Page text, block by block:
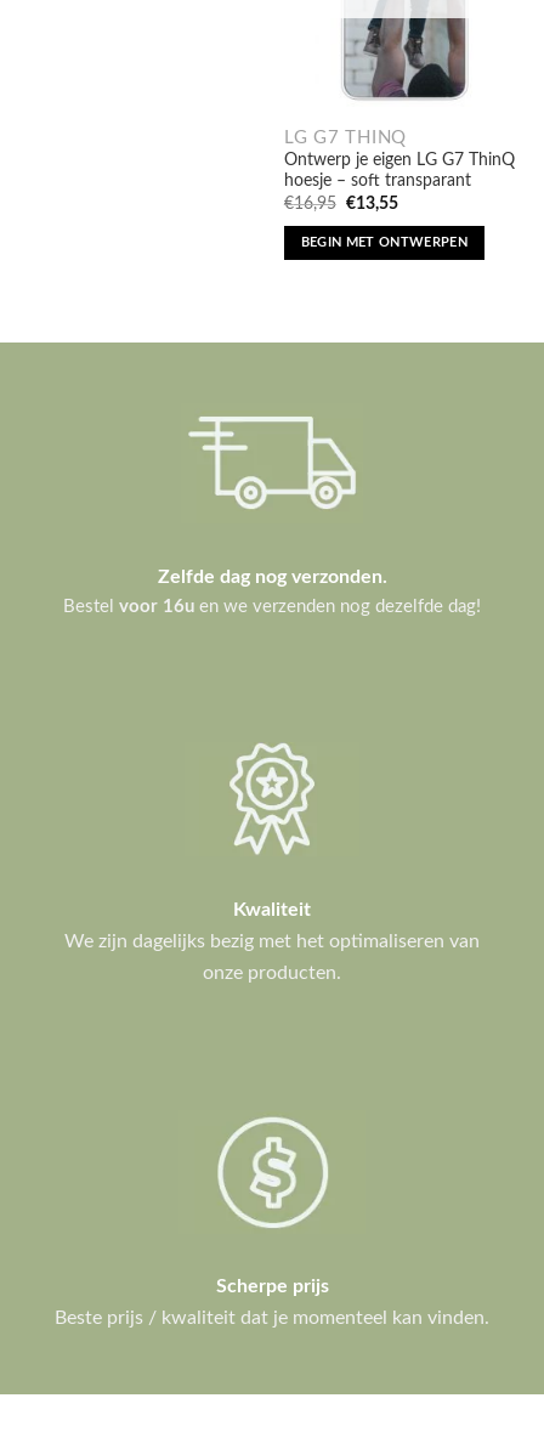
LG G7 THINQ
Ontwerp je eigen LG G7 ThinQ
hoesje – soft transparant
€16,95 Oorspronkelijke
was:
€16,95.
€13,55Huidige
is:
€13,55.
BEGIN MET ONTWERPEN
Zelfde dag nog verzonden.
Bestel voor 16u en we verzenden nog dezelfde dag!
Kwaliteit
We zijn dagelijks bezig met het optimaliseren van
onze producten.
Scherpe prijs
Beste prijs / kwaliteit dat je momenteel kan vinden.